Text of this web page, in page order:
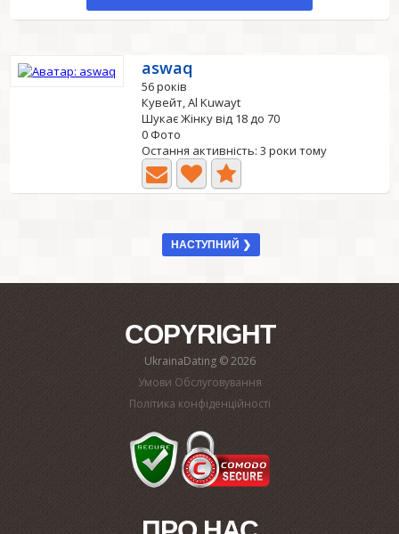
aswaq
56 років
Кувейт, Al Kuwayt
Шукає Жінку від 18 до 70
0 Фото
Остання активність: 3 роки тому
НАСТУПНИЙ ❯
COPYRIGHT
UkrainaDating © 2026
Умови Обслуговування
Політика конфіденційності